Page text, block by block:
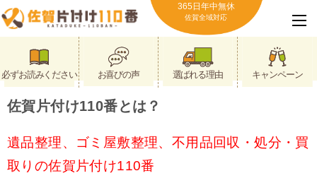
365日年中無休
佐賀全域対応
必ずお読みください お喜びの声 選ばれる理由 キャンペーン
佐賀片付け110番とは？
遺品整理、ゴミ屋敷整理、不用品回収・処分・買
取りの佐賀片付け110番